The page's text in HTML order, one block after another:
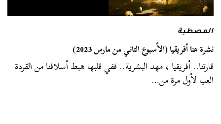
المصطبة
نشرة هنا أفريقيا (الأسبوع التاني من مارس 2023)
قارتنا.. أفريقيا ، مهد البشرية.. ففي قلبها هبط أسلافنا من القردة
العليا لأول مرة من…